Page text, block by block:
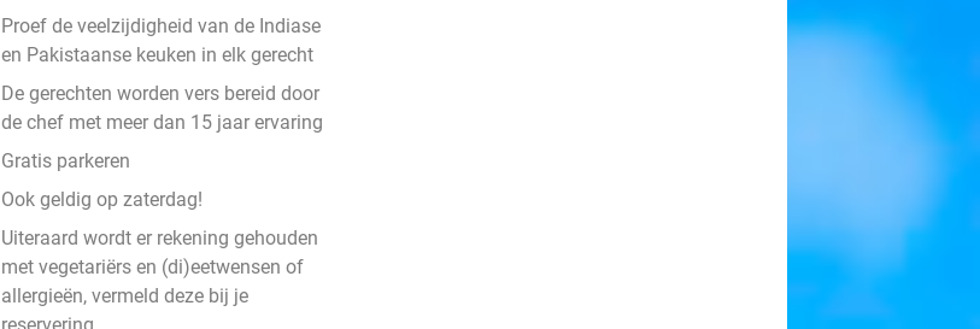
Proef de veelzijdigheid van de Indiase
en Pakistaanse keuken in elk gerecht
De gerechten worden vers bereid door
de chef met meer dan 15 jaar ervaring
Gratis parkeren
Ook geldig op zaterdag!
Uiteraard wordt er rekening gehouden
met vegetariërs en (di)eetwensen of
allergieën, vermeld deze bij je